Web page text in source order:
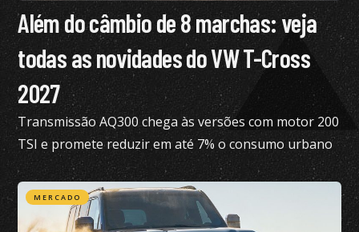
Além do câmbio de 8 marchas: veja
todas as novidades do VW T-Cross
2027
Transmissão AQ300 chega às versões com motor 200
TSI e promete reduzir em até 7% o consumo urbano
com gasolina
MERCADO